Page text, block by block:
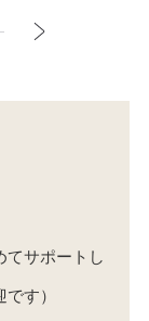
てサポートし
す）